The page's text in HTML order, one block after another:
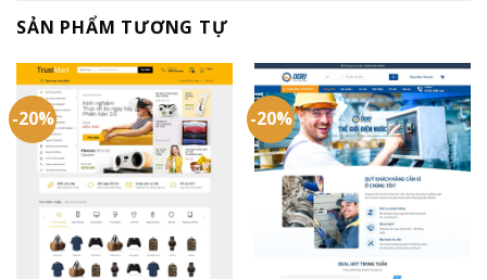
SẢN PHẨM TƯƠNG TỰ
-20% -20%